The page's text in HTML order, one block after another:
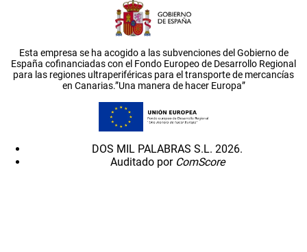
Esta empresa se ha acogido a las subvenciones del Gobierno de
España cofinanciadas con el Fondo Europeo de Desarrollo Regional
para las regiones ultraperiféricas para el transporte de mercancías
en Canarias.”Una manera de hacer Europa”
DOS MIL PALABRAS S.L. 2026.
Auditado por ComScore